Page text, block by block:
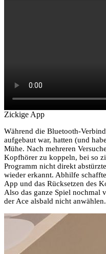
Zickige App
Während die Bluetooth-
aufgebaut war, hatten (und
Mühe. Nach mehreren
Kopfhörer zu koppeln, bei so
Programm nicht direkt
wieder erkannt. Abhilfe
App und das Rücksetzen des
Also das ganze Spiel nochmal
der Ace alsbald nicht anwählen.